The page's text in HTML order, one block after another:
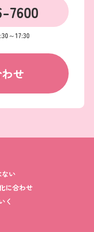
7600
～17:30
せ
い
に合わせ
く